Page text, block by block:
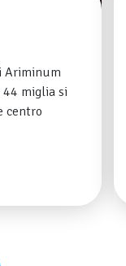
Ariminum
44 miglia si
centro